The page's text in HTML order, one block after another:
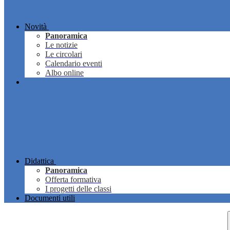
Novità
Panoramica
Le notizie
Le circolari
Calendario eventi
Albo online
Didattica
Panoramica
Offerta formativa
I progetti delle classi
Documenti utili